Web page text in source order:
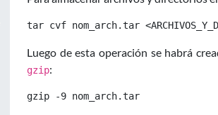
Luego de esta operación se habrá
gzip: